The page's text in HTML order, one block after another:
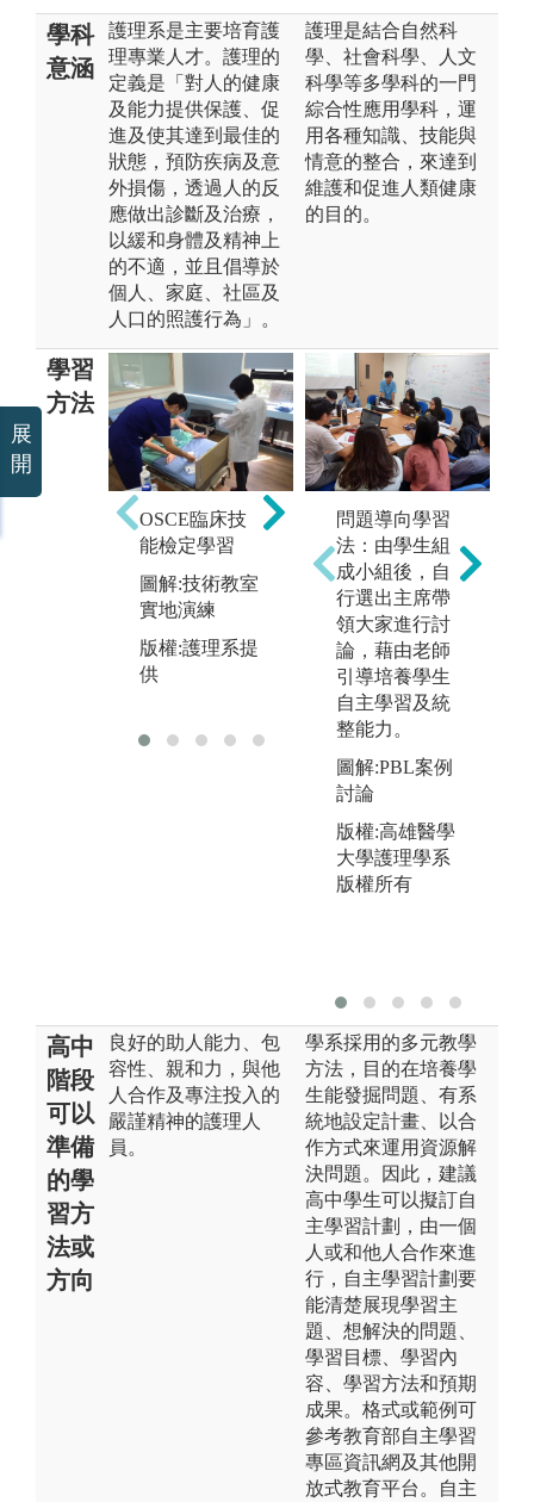
學科
意涵
護理系是主要培育護
理專業人才。護理的
定義是「對人的健康
及能力提供保護、促
進及使其達到最佳的
狀態，預防疾病及意
外損傷，透過人的反
應做出診斷及治療，
以緩和身體及精神上
的不適，並且倡導於
個人、家庭、社區及
人口的照護行為」。
護理是結合自然科
學、社會科學、人文
科學等多學科的一門
綜合性應用學科，運
用各種知識、技能與
情意的整合，來達到
維護和促進人類健康
的目的。
學習
方法
OSCE臨床技
能檢定學習
圖解:技術教室
實地演練
版權:護理系提
供
到醫療院所進
行臨床實務學
習....
圖解:至醫院臨
床實習
版權:護理學系
學生實習提供
問題導向學習
法：由學生組
成小組後，自
行選出主席帶
領大家進行討
論，藉由老師
引導培養學生
自主學習及統
整能力。
圖解:PBL案例
討論
版權:高雄醫學
大學護理學系
版權所有
高中
階段
可以
準備
的學
習方
法或
方向
良好的助人能力、包
容性、親和力，與他
人合作及專注投入的
嚴謹精神的護理人
員。
學系採用的多元教學
方法，目的在培養學
生能發掘問題、有系
統地設定計畫、以合
作方式來運用資源解
決問題。因此，建議
高中學生可以擬訂自
主學習計劃，由一個
人或和他人合作來進
行，自主學習計劃要
能清楚展現學習主
題、想解決的問題、
學習目標、學習內
容、學習方法和預期
成果。格式或範例可
參考教育部自主學習
專區資訊網及其他開
放式教育平台。自主
展
開